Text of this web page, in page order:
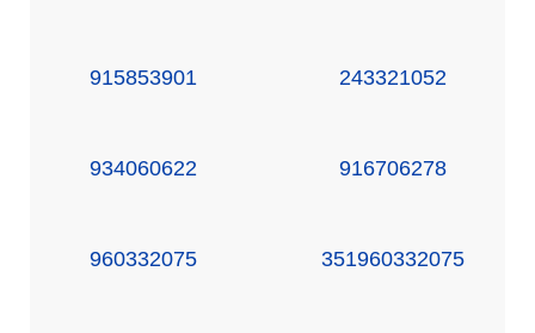
915853901 243321052
934060622 916706278
960332075 351960332075